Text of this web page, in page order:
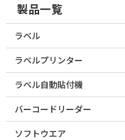
製品一覧
ラベル
ラベルプリンター
ラベル自動貼付機
バーコードリーダー
ソフトウエア